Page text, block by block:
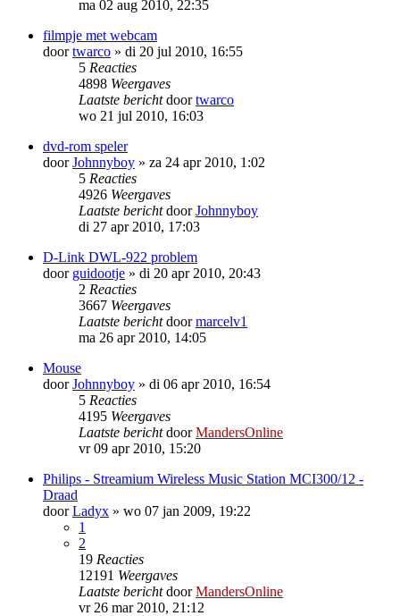
ma 02 aug 2010, 22:35
filmpje met webcam
doortwarco » di 20 jul 2010, 16:55
5 Reacties
4898 Weergaves
Laatste berichtdoortwarco
wo 21 jul 2010, 16:03
dvd-rom speler
doorJohnnyboy » za 24 apr 2010, 1:02
5 Reacties
4926 Weergaves
Laatste berichtdoorJohnnyboy
di 27 apr 2010, 17:03
D-Link DWL-922 problem
door guidootje » di 20 apr 2010, 20:43
2 Reacties
3667 Weergaves
Laatste berichtdoormarcelv1
ma 26 apr 2010, 14:05
Mouse
doorJohnnyboy » di 06 apr 2010, 16:54
5 Reacties
4195 Weergaves
Laatste berichtdoorMandersOnline
vr 09 apr 2010, 15:20
Philips - Streamium Wireless Music Station MCI300/12 -
Draad
doorLadyx » wo 07 jan 2009, 19:22
1
2
19 Reacties
12191 Weergaves
Laatste berichtdoorMandersOnline
vr 26 mar 2010, 21:12